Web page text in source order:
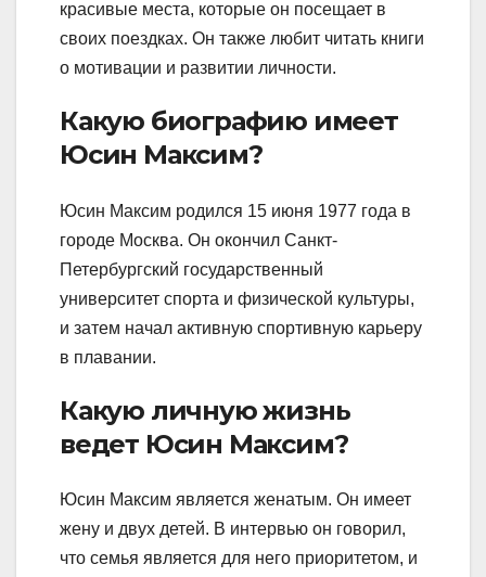
красивые места, которые он посещает в
своих поездках. Он также любит читать книги
о мотивации и развитии личности.
Какую биографию имеет
Юсин Максим?
Юсин Максим родился 15 июня 1977 года в
городе Москва. Он окончил Санкт-
Петербургский государственный
университет спорта и физической культуры,
и затем начал активную спортивную карьеру
в плавании.
Какую личную жизнь
ведет Юсин Максим?
Юсин Максим является женатым. Он имеет
жену и двух детей. В интервью он говорил,
что семья является для него приоритетом, и